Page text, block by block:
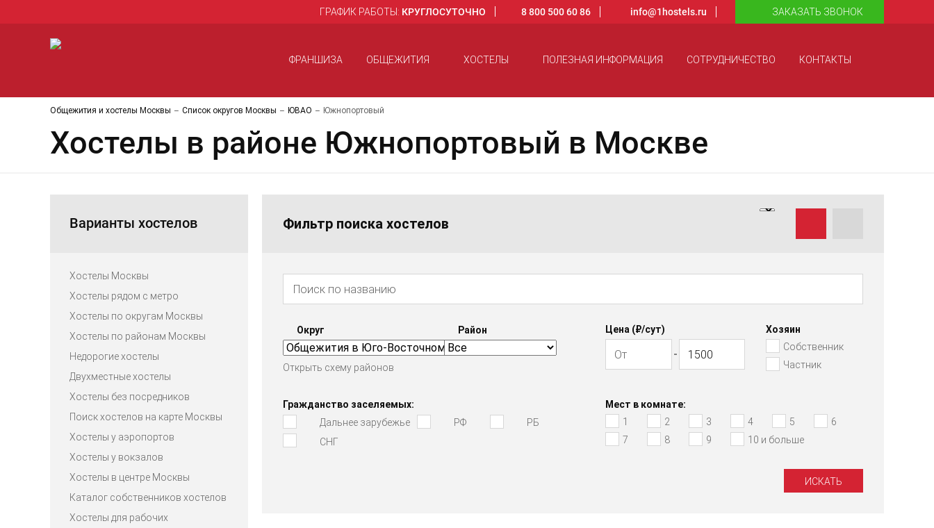
ГРАФИК РАБОТЫ: КРУГЛОСУТОЧНО 8 800 500 60 86 info@1hostels.ru ЗАКАЗАТЬ ЗВОНОК
ФРАНШИЗА ОБЩЕЖИТИЯ ХОСТЕЛЫ ПОЛЕЗНАЯ ИНФОРМАЦИЯ СОТРУДНИЧЕСТВО КОНТАКТЫ
Общежития и хостелы Москвы Список округов Москвы ЮВАО Южнопортовый
Хостелы в районе Южнопортовый в Москве
Варианты хостелов
Хостелы Москвы
Хостелы рядом с метро
Хостелы по округам Москвы
Хостелы по районам Москвы
Недорогие хостелы
Двухместные хостелы
Хостелы без посредников
Поиск хостелов на карте Москвы
Хостелы у аэропортов
Хостелы у вокзалов
Хостелы в центре Москвы
Каталог собственников хостелов
Хостелы для рабочих
Фильтр поиска хостелов
Округ
Открыть схему районов
Район Цена (₽/cут)
Хозяин
Собственник
Частник
Гражданство заселяемых:
Дальнее зарубежье
РФ
РБ
СНГ
Мест в комнате:
1
2 3 4 5
6
7
8 9 10 и больше